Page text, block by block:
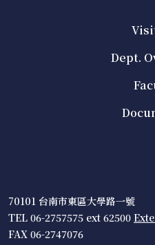
Dept.
70101 台南市東區大學路一號
TEL 06-2757575 ext 62500
FAX 06-2747076